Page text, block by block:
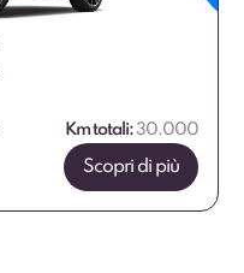
Km totali:30.000
Scopri di più